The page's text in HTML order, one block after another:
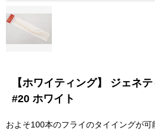
【ホワイティング】 ジェネ
#20 ホワイト
およそ100本のフライのタイイングが可